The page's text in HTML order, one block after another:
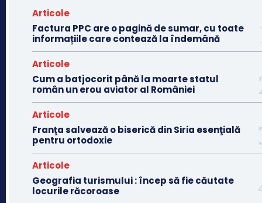
Articole
Factura PPC are o pagină de sumar, cu toate
informațiile care contează la îndemână
Articole
Cum a batjocorit până la moarte statul
român un erou aviator al României
Articole
Franţa salvează o biserică din Siria esenţială
pentru ortodoxie
Articole
Geografia turismului : încep să fie căutate
locurile răcoroase